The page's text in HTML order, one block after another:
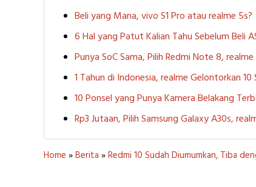
Beli yang Mana, vivo S1 Pro atau realme 5s?
6 Hal yang Patut Kalian Tahu Sebelum Beli
Punya SoC Sama, Pilih Redmi Note 8,
1 Tahun di Indonesia, realme Gelontorkan
10 Ponsel yang Punya Kamera Belakang
Rp3 Jutaan, Pilih Samsung Galaxy A30s,
Home »Berita »Redmi 10 Sudah Diumumkan, Tiba